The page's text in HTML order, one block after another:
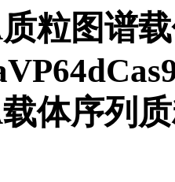
粒图谱
体序列